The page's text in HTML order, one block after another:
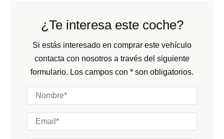
Potencia:420 CV
Marchas:
Azul
Color interior:Negro
Carrocería:N/D
Puertas:
Plazas:
¿Te interesa este coche?
Si estás interesado en comprar este vehículo
contacta con nosotros a través del siguiente
formulario. Los campos con * son obligatorios.